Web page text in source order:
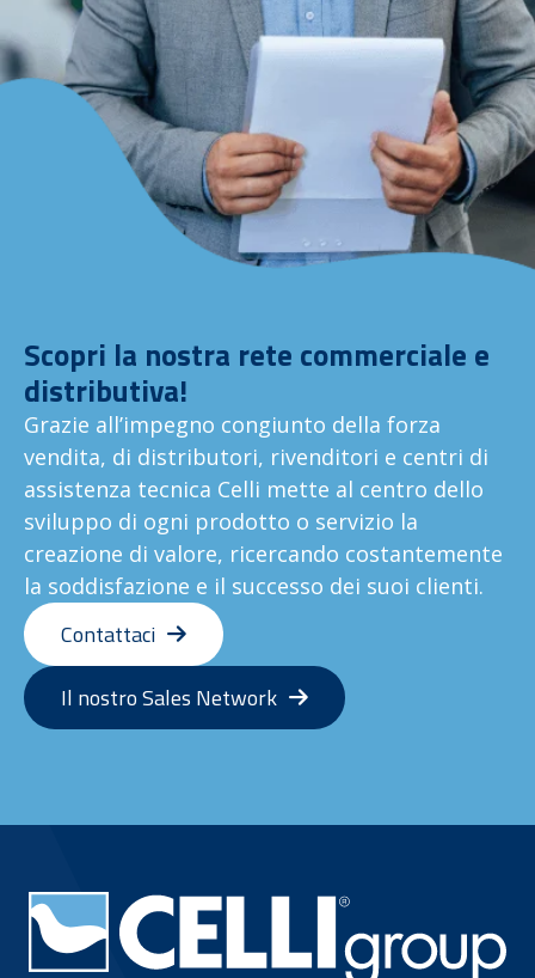
Scopri la nostra rete commerciale e
distributiva!
Grazie all’impegno congiunto della forza
vendita, di distributori, rivenditori e centri di
assistenza tecnica Celli mette al centro dello
sviluppo di ogni prodotto o servizio la
creazione di valore, ricercando costantemente
la soddisfazione e il successo dei suoi clienti.
Contattaci
Il nostro Sales Network